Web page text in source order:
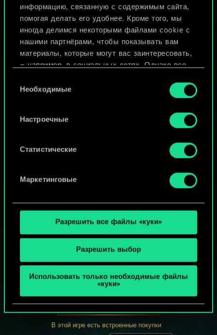
информацию, связанную с содержимым сайта,
помогая делать его удобнее. Кроме того, мы
иногда делимся некоторыми файлами cookie с
нашими партнёрами, чтобы показывать вам
материалы, которые могут вас заинтересовать,
— например, в социальных сетях. Однако все
разрешения.
Найти подробную информацию о том, как мы
используем ваши файлы cookie, и изменить
«Настройки» ниже.
согласия
Необходимые
Настроечные
Статистические
Маркетинговые
Разрешить все файлы «куки»
Разрешить выбор
Использовать только необходимые файлы
«куки»
Изменить колоду
ИЛИ
Просмотреть колоды
МОЖЕТ ПАРТЕЕЧКУ В ГВИНТ?
ИГРАТЬ
БЕСПЛАТНО НА ПК
В этой игре есть встроенные покупки